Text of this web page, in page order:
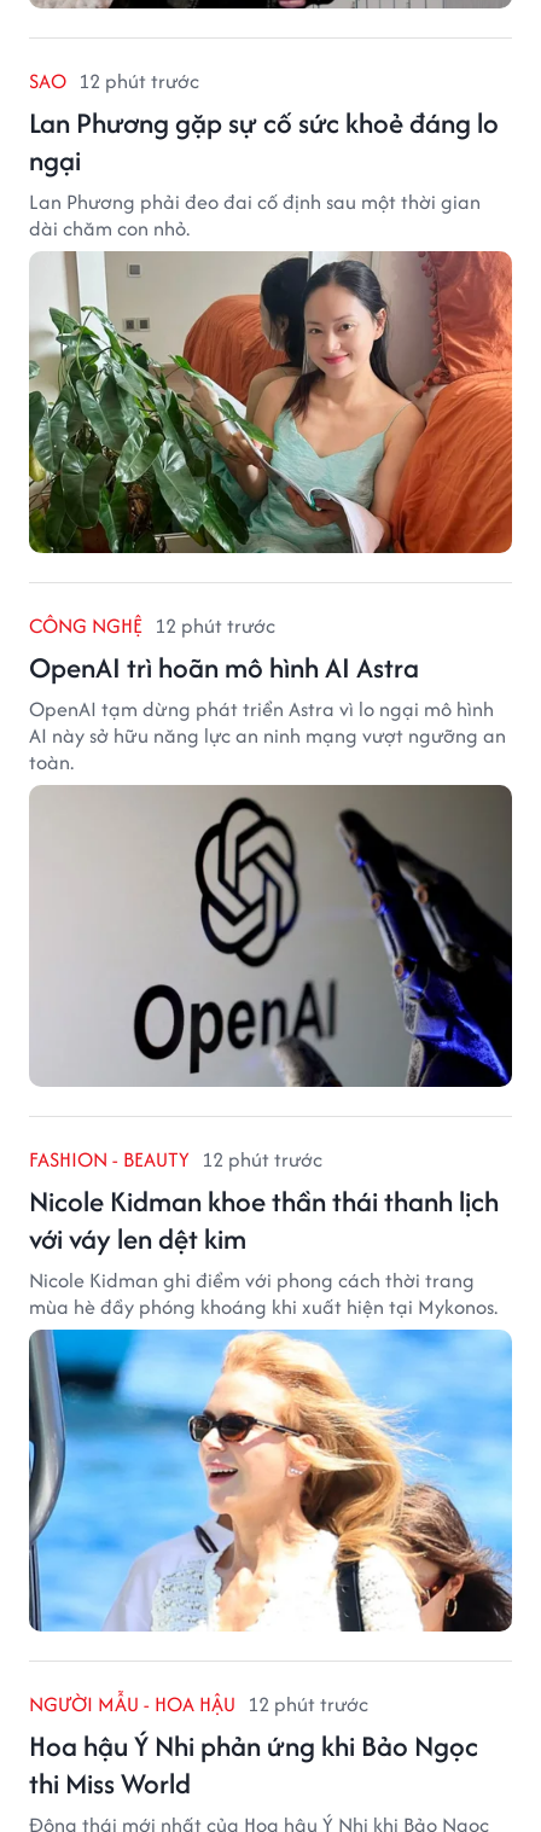
SAO 12 phút trước
Lan Phương gặp sự cố sức khoẻ đáng lo
ngại
Lan Phương phải đeo đai cố định sau một thời gian
dài chăm con nhỏ.
CÔNG NGHỆ 12 phút trước
OpenAI trì hoãn mô hình AI Astra
OpenAI tạm dừng phát triển Astra vì lo ngại mô hình
AI này sở hữu năng lực an ninh mạng vượt ngưỡng an
toàn.
FASHION - BEAUTY 12 phút trước
Nicole Kidman khoe thần thái thanh lịch
với váy len dệt kim
Nicole Kidman ghi điểm với phong cách thời trang
mùa hè đầy phóng khoáng khi xuất hiện tại Mykonos.
NGƯỜI MẪU - HOA HẬU 12 phút trước
Hoa hậu Ý Nhi phản ứng khi Bảo Ngọc
thi Miss World
Động thái mới nhất của Hoa hậu Ý Nhi khi Bảo Ngọc